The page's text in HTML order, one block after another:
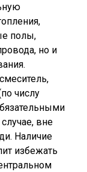
полы,
но и
числу
вне
Наличие
избежать